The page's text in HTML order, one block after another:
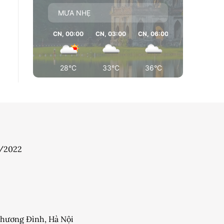
MƯA NHẸ
CN, 00:00
28°C
CN, 03:00
33°C
CN, 06:00
36°C
2022
Đình, Hà Nội